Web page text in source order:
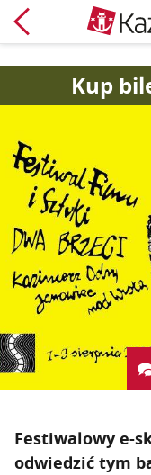
Kup
Festiwalowy e-
odwiedzić tym